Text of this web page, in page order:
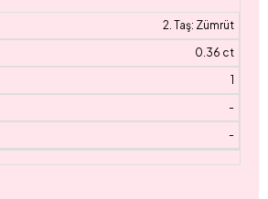
2. Taş: Zümrüt
0.36 ct
1
-
-